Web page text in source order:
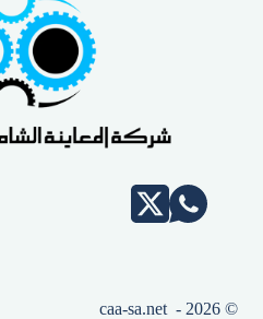
© 2026 - caa-sa.net